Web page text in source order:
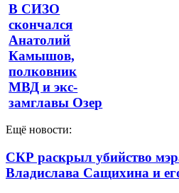
В СИЗО
скончался
Анатолий
Камышов,
полковник
МВД и экс-
замглавы Озер
Ещё новости:
СКР раскрыл убийство
Владислава Сащихина и